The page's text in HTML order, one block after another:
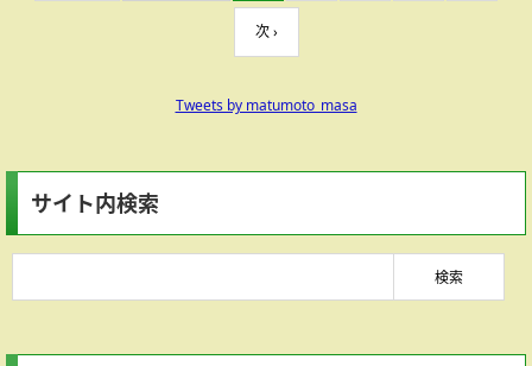
次 ›
Tweets by matumoto_masa
サイト内検索